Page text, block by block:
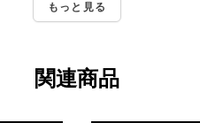
もっと見る
関連商品